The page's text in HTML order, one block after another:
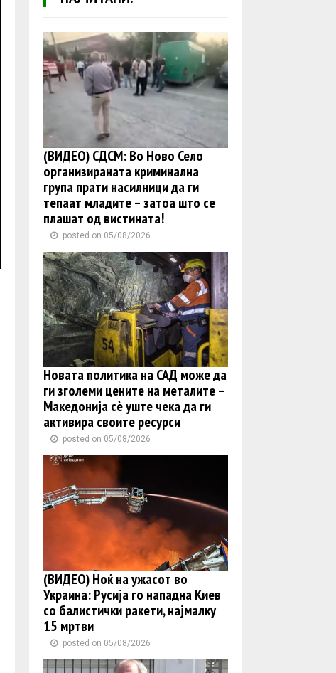
(ВИДЕО) СДСМ: Во Ново Село
организираната криминална
група прати насилници да ги
тепаат младите – затоа што се
плашат од вистината!
posted on 05/08/2026
Новата политика на САД може да
ги зголеми цените на металите –
Македонија сè уште чека да ги
активира своите ресурси
posted on 05/08/2026
(ВИДЕО) Ноќ на ужасот во
Украина: Русија го нападна Киев
со балистички ракети, најмалку
15 мртви
posted on 05/08/2026